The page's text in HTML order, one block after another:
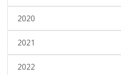
2020
2021
2022